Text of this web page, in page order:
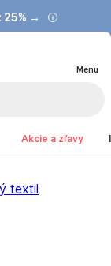
25% →
Menu
Akcie a zľavy
textil